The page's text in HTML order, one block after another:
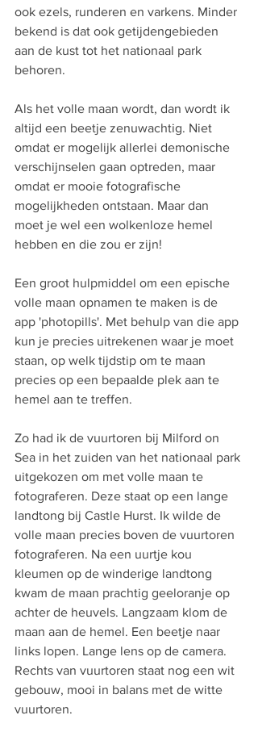
ook ezels, runderen en varkens. Minder
bekend is dat ook getijdengebieden
aan de kust tot het nationaal park
behoren.
Als het volle maan wordt, dan wordt ik
altijd een beetje zenuwachtig. Niet
omdat er mogelijk allerlei demonische
verschijnselen gaan optreden, maar
omdat er mooie fotografische
mogelijkheden ontstaan. Maar dan
moet je wel een wolkenloze hemel
hebben en die zou er zijn!
Een groot hulpmiddel om een epische
volle maan opnamen te maken is de
app 'photopills'. Met behulp van die app
kun je precies uitrekenen waar je moet
staan, op welk tijdstip om te maan
precies op een bepaalde plek aan te
hemel aan te treffen.
Zo had ik de vuurtoren bij Milford on
Sea in het zuiden van het nationaal park
uitgekozen om met volle maan te
fotograferen. Deze staat op een lange
landtong bij Castle Hurst. Ik wilde de
volle maan precies boven de vuurtoren
fotograferen. Na een uurtje kou
kleumen op de winderige landtong
kwam de maan prachtig geeloranje op
achter de heuvels. Langzaam klom de
maan aan de hemel. Een beetje naar
links lopen. Lange lens op de camera.
Rechts van vuurtoren staat nog een wit
gebouw, mooi in balans met de witte
vuurtoren.